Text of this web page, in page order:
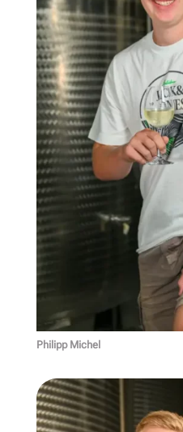
Philipp Michel